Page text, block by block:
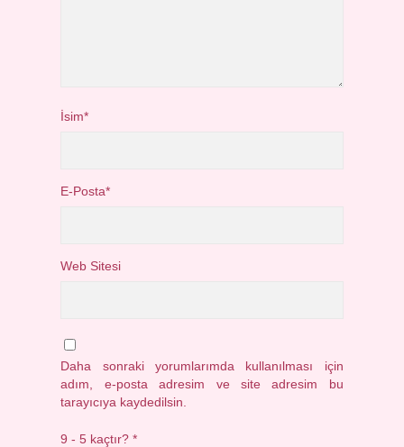
İsim*
E-Posta*
Web Sitesi
Daha sonraki yorumlarımda kullanılması için
adım, e-posta adresim ve site adresim bu
tarayıcıya kaydedilsin.
9 - 5 kaçtır?*